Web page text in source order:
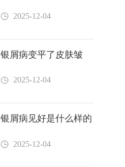
2025-12-04
银屑病变平了皮肤皱
2025-12-04
银屑病见好是什么样的
2025-12-04